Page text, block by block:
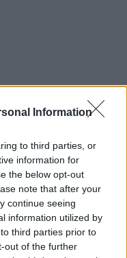
Information
to third parties, or
information for
the below opt-out
note that after your
continue seeing
information utilized by
third parties prior to
out of the further
Ε.
θεσμικό